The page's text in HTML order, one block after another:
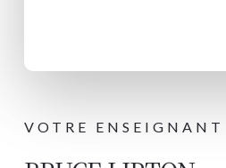
VOTRE ENSEIGNANT